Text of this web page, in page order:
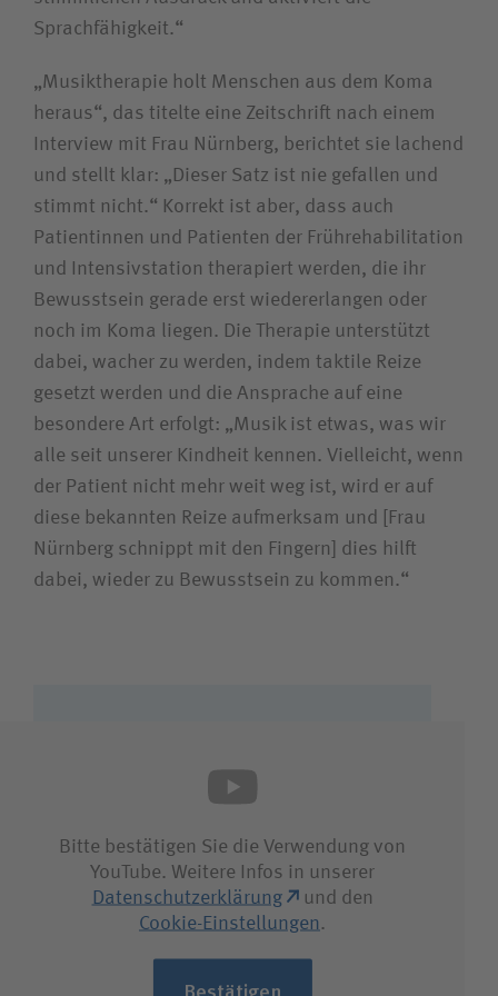
Sprachfähigkeit.“
„Musiktherapie holt Menschen aus dem Koma
heraus“, das titelte eine Zeitschrift nach einem
Interview mit Frau Nürnberg, berichtet sie lachend
und stellt klar: „Dieser Satz ist nie gefallen und
stimmt nicht.“ Korrekt ist aber, dass auch
Patientinnen und Patienten der Frührehabilitation
und Intensivstation therapiert werden, die ihr
Bewusstsein gerade erst wiedererlangen oder
noch im Koma liegen. Die Therapie unterstützt
dabei, wacher zu werden, indem taktile Reize
gesetzt werden und die Ansprache auf eine
besondere Art erfolgt: „Musik ist etwas, was wir
alle seit unserer Kindheit kennen. Vielleicht, wenn
der Patient nicht mehr weit weg ist, wird er auf
diese bekannten Reize aufmerksam und [Frau
Nürnberg schnippt mit den Fingern] dies hilft
dabei, wieder zu Bewusstsein zu kommen.“
Bitte bestätigen Sie die Verwendung von
YouTube. Weitere Infos in unserer
Datenschutzerklärung
und den
Cookie-Einstellungen .
Bestätigen